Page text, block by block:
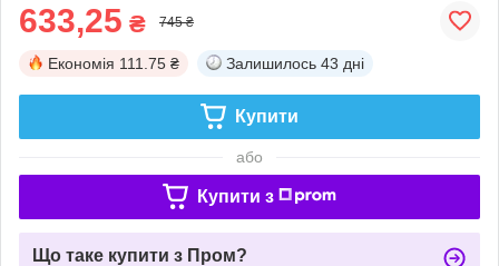
633,25 ₴ 745 ₴
Економія 111.75 ₴ Залишилось 43 дні
Купити
або
Купити з
Що таке купити з Пром?